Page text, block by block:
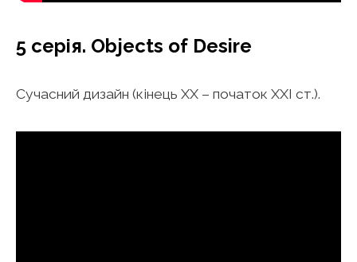
5 серія. Objects of Desire
Сучасний дизайн (кінець ХХ – початок ХХІ ст.).